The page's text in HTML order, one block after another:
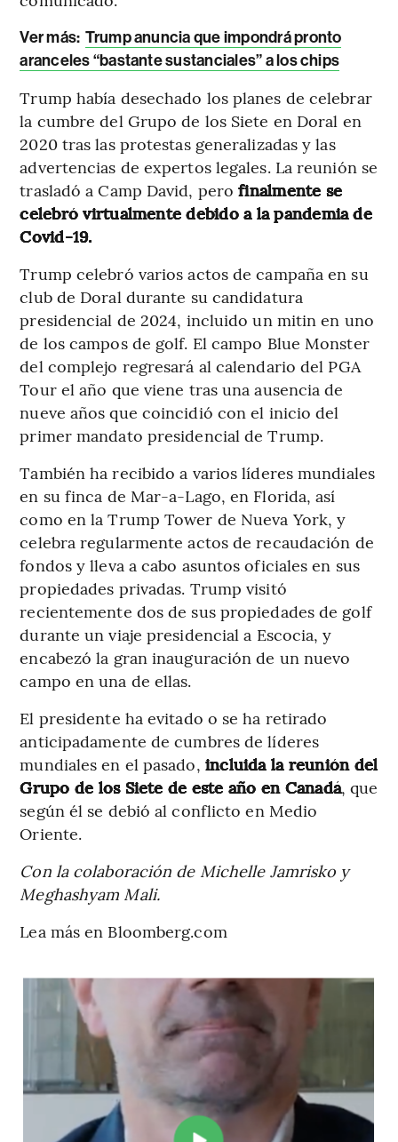
Ver más: Trump anuncia que impondrá pronto
aranceles “bastante sustanciales” a los chips
Trump había desechado los planes de celebrar
la cumbre del Grupo de los Siete en Doral en
2020 tras las protestas generalizadas y las
advertencias de expertos legales. La reunión se
trasladó a Camp David, perofinalmente se
celebró virtualmente debido a la pandemia de
Covid-19.
Trump celebró varios actos de campaña en su
club de Doral durante su candidatura
presidencial de 2024, incluido un mitin en uno
de los campos de golf. El campo Blue Monster
del complejo regresará al calendario del PGA
Tour el año que viene tras una ausencia de
nueve años que coincidió con el inicio del
primer mandato presidencial de Trump.
También ha recibido a varios líderes mundiales
en su finca de Mar-a-Lago, en Florida, así
como en la Trump Tower de Nueva York, y
celebra regularmente actos de recaudación de
fondos y lleva a cabo asuntos oficiales en sus
propiedades privadas. Trump visitó
recientemente dos de sus propiedades de golf
durante un viaje presidencial a Escocia, y
encabezó la gran inauguración de un nuevo
campo en una de ellas.
El presidente ha evitado o se ha retirado
anticipadamente de cumbres de líderes
mundiales en el pasado, incluida la reunión del
Grupo de los Siete de este año en Canadá, que
según él se debió al conflicto en Medio
Oriente.
Con la colaboración de Michelle Jamrisko y
Meghashyam Mali.
Lea más en Bloomberg.com